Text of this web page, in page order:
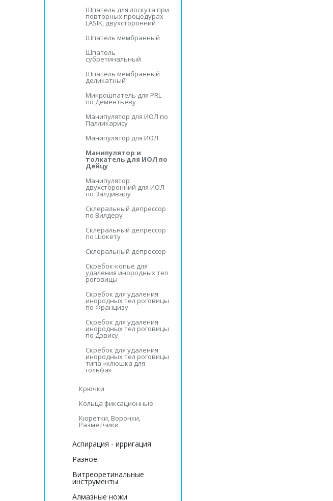
Шпатель для лоскута при
повторных процедурах
LASIK, двухсторонний
Шпатель мембранный
Шпатель
субретинальный
Шпатель мембранный
деликатный
Микрошпатель для PRL
по Дементьеву
Манипулятор для ИOЛ по
Палликарису
Манипулятор для ИOЛ
Манипулятор и
толкатель для ИOЛ по
Дейцу
Манипулятор
двухсторонний для ИOЛ
по Залдивару
Склеральный депрессор
по Вилдеру
Склеральный депрессор
по Шокету
Склеральный депрессор
Скребок-копьё для
удаления инородных тел
роговицы
Скребок для удаления
инородных тел роговицы
по Францизу
Скребок для удаления
инородных тел роговицы
по Дэвису
Скребок для удаления
инородных тел роговицы
типа «клюшка для
гольфа»
Крючки
Кольца фиксационные
Кюретки, Воронки,
Разметчики
Аспирация - ирригация
Разное
Витреоретинальные
инструменты
Алмазные ножи